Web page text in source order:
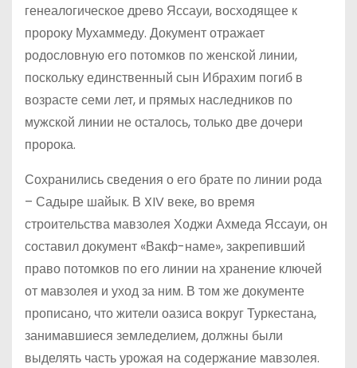
генеалогическое древо Яссауи, восходящее к
пророку Мухаммеду. Документ отражает
родословную его потомков по женской линии,
поскольку единственный сын Ибрахим погиб в
возрасте семи лет, и прямых наследников по
мужской линии не осталось, только две дочери
пророка.
Сохранились сведения о его брате по линии рода
– Садыре шайык. В XIV веке, во время
строительства мавзолея Ходжи Ахмеда Яссауи, он
составил документ «Вакф-наме», закрепивший
право потомков по его линии на хранение ключей
от мавзолея и уход за ним. В том же документе
прописано, что жители оазиса вокруг Туркестана,
занимавшиеся земледелием, должны были
выделять часть урожая на содержание мавзолея.